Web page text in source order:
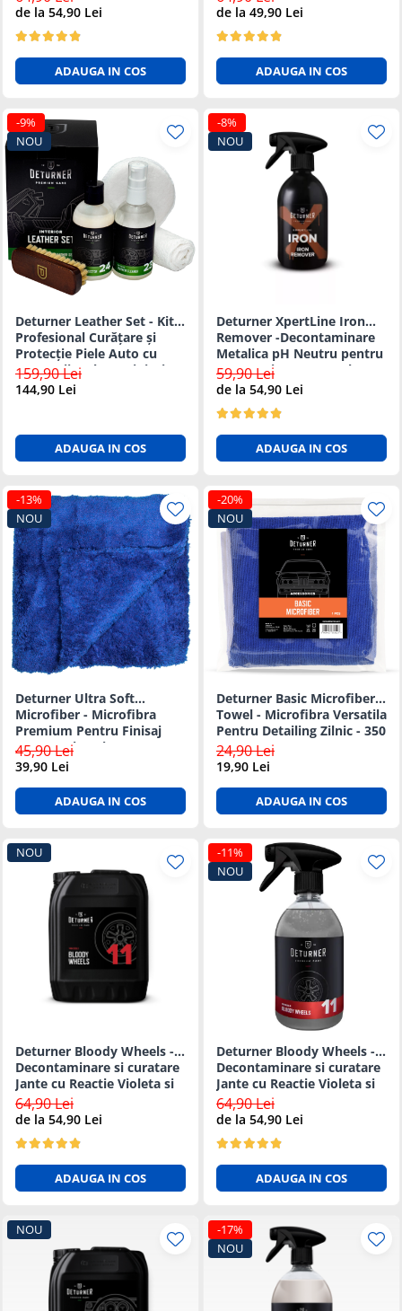
de la 54,90 Lei
ADAUGA IN COS
Sigura 500ml
de la 49,90 Lei
ADAUGA IN COS
-9%
NOU
Deturner Leather Set - Kit
Profesional Curățare și
Protecție Piele Auto cu
Accesorii Incluse, Finisaj
Mat
159,90 Lei
144,90 Lei
ADAUGA IN COS
-8%
NOU
Deturner XpertLine Iron
Remover -Decontaminare
Metalica pH Neutru pentru
Vopsea si Jante 500ml
59,90 Lei
de la 54,90 Lei
ADAUGA IN COS
-13%
NOU
Deturner Ultra Soft
Microfiber - Microfibra
Premium Pentru Finisaj
Fara Zgarieturi - 500 GSM
45,90 Lei
39,90 Lei
ADAUGA IN COS
-20%
NOU
Deturner Basic Microfiber
Towel - Microfibra Versatila
Pentru Detailing Zilnic - 350
GSM
24,90 Lei
19,90 Lei
ADAUGA IN COS
NOU
Deturner Bloody Wheels -
Decontaminare si curatare
Jante cu Reactie Violeta si
pH Neutru - 5L
64,90 Lei
de la 54,90 Lei
ADAUGA IN COS
-11%
NOU
Deturner Bloody Wheels -
Decontaminare si curatare
Jante cu Reactie Violeta si
pH Neutru - 1L
64,90 Lei
de la 54,90 Lei
ADAUGA IN COS
NOU
-17%
NOU